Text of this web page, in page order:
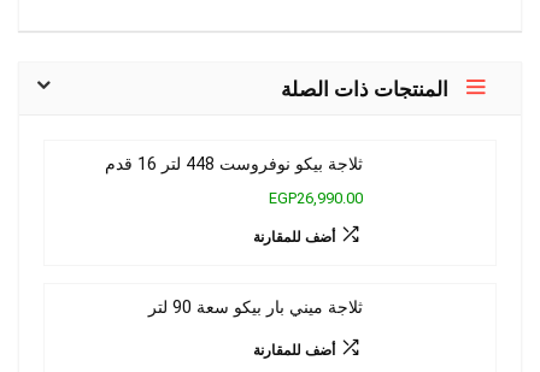
المنتجات ذات الصلة
ثلاجة بيكو نوفروست 448 لتر 16 قدم
EGP26,990.00
أضف للمقارنة
ثلاجة ميني بار بيكو سعة 90 لتر
أضف للمقارنة